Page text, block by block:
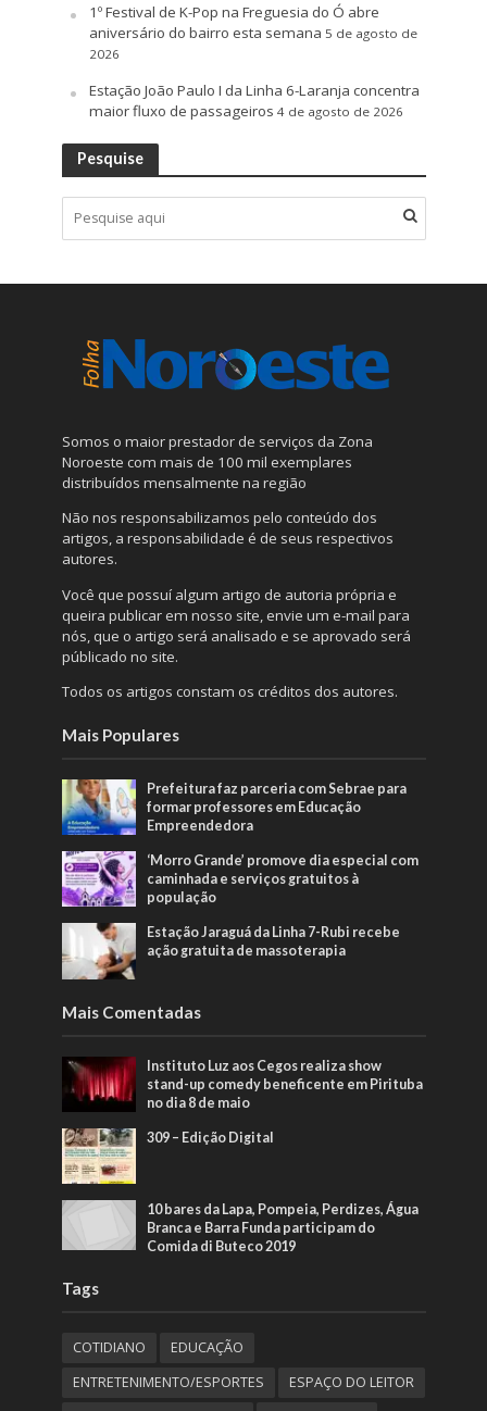
1º Festival de K-Pop na Freguesia do Ó abre
aniversário do bairro esta semana 5 de agosto de
2026
Estação João Paulo I da Linha 6-Laranja concentra
maior fluxo de passageiros 4 de agosto de 2026
Pesquise
Somos o maior prestador de serviços da Zona
Noroeste com mais de 100 mil exemplares
distribuídos mensalmente na região
Não nos responsabilizamos pelo conteúdo dos
artigos, a responsabilidade é de seus respectivos
autores.
Você que possuí algum artigo de autoria própria e
queira publicar em nosso site, envie um e-mail para
nós, que o artigo será analisado e se aprovado será
públicado no site.
Todos os artigos constam os créditos dos autores.
Mais Populares
Prefeitura faz parceria com Sebrae para
formar professores em Educação
Empreendedora
‘Morro Grande’ promove dia especial com
caminhada e serviços gratuitos à
população
Estação Jaraguá da Linha 7-Rubi recebe
ação gratuita de massoterapia
Mais Comentadas
Instituto Luz aos Cegos realiza show
stand-up comedy beneficente em Pirituba
no dia 8 de maio
309 – Edição Digital
10 bares da Lapa, Pompeia, Perdizes, Água
Branca e Barra Funda participam do
Comida di Buteco 2019
Tags
COTIDIANO
EDUCAÇÃO
ENTRETENIMENTO/ESPORTES
ESPAÇO DO LEITOR